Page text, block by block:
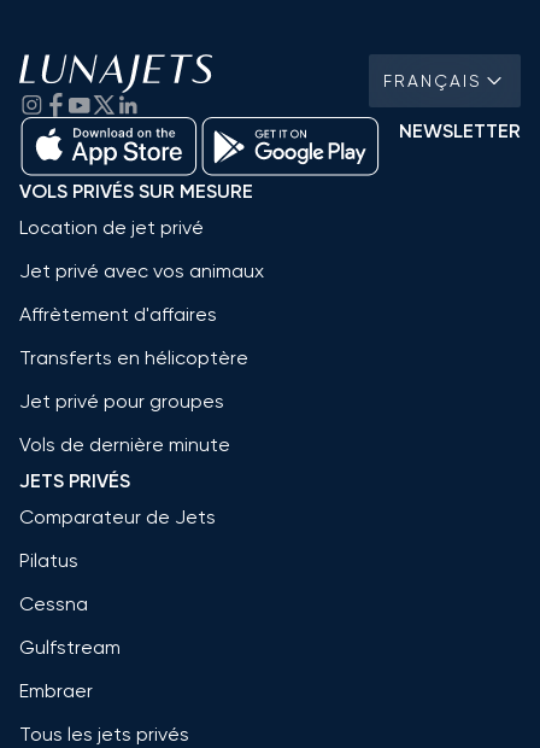
FRANÇAIS
NEWSLETTER
VOLS PRIVÉS SUR MESURE
Location de jet privé
Jet privé avec vos animaux
Affrètement d'affaires
Transferts en hélicoptère
Jet privé pour groupes
Vols de dernière minute
JETS PRIVÉS
Comparateur de Jets
Pilatus
Cessna
Gulfstream
Embraer
Tous les jets privés